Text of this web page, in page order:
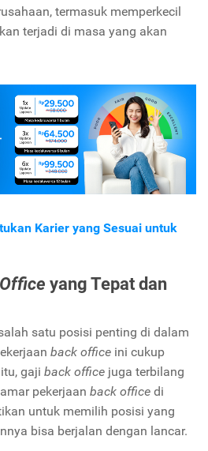
termasuk memperkecil
terjadi di masa yang akan
Karier yang Sesuai untuk
yang Tepat dan
satu posisi penting di dalam
back office ini cukup
gaji back office juga terbilang
pekerjaan back office di
untuk memilih posisi yang
bisa berjalan dengan lancar.